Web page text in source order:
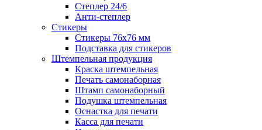
Степлер 24/6
Анти-степлер
Стикеры
Стикеры 76x76 мм
Подставка для стикеров
Штемпельная продукция
Краска штемпельная
Печать самонаборная
Штамп самонаборный
Подушка штемпельная
Оснастка для печати
Касса для печати